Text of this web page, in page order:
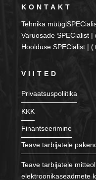
KONTAKT
Tehnika
Varuosade SPECialist
Hoolduse SPECialist |
VIITED
Privaatsuspoliitika
KKK
Finantseerimine
Teave tarbijatele
Teave tarbijatele
elektroonikaseadmete